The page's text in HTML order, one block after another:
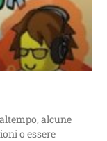
alcune
o essere